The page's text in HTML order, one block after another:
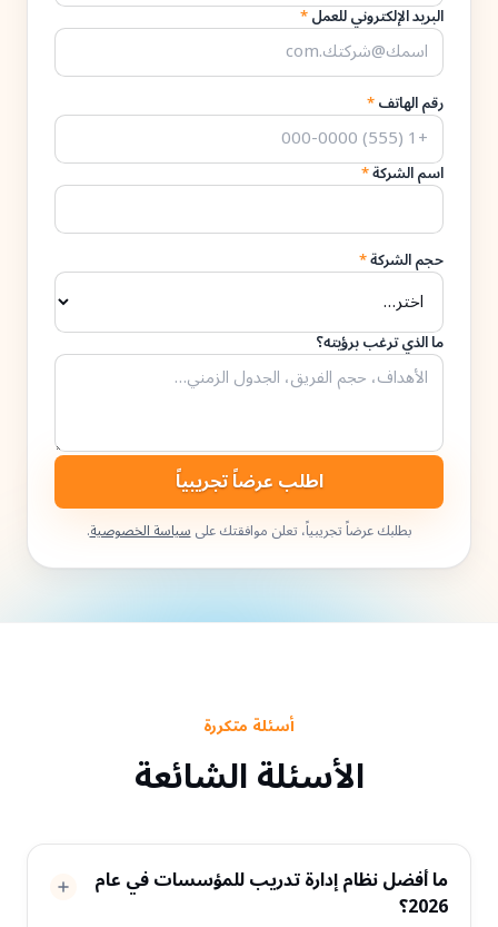
البريد الإلكتروني للعمل*
رقم الهاتف*
اسم الشركة*
حجم الشركة*
ما الذي ترغب برؤيته؟
اطلب عرضاً تجريبياً
بطلبك عرضاً تجريبياً، تعلن موافقتك علىسياسة الخصوصية.
أسئلة متكررة
الأسئلة الشائعة
ما أفضل نظام إدارة تدريب للمؤسسات في عام
2026؟